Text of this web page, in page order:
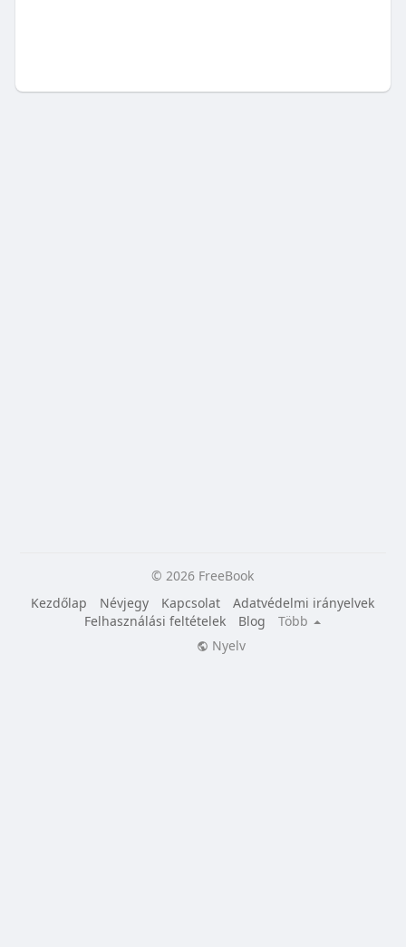
© 2026 FreeBook
Kezdőlap
Névjegy Kapcsolat
Adatvédelmi irányelvek
Felhasználási feltételek
Blog
Több
Nyelv